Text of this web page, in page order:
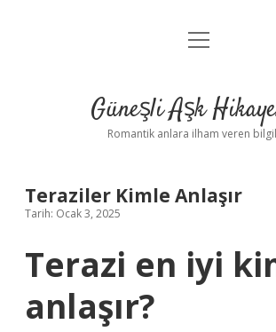
Anasayfa
Yasal Uyarı
menüyü
Güneşli Aşk
Romantik anlara ilham veren
Teraziler Kimle Anlaşır
Tarih: Ocak 3, 2025
Terazi en iyi
anlaşır?